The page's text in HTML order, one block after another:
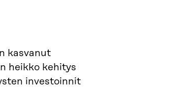
kasvanut
heikko kehitys
investoinnit